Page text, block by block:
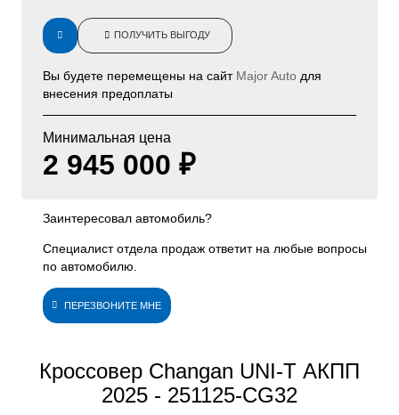
ПОЛУЧИТЬ ВЫГОДУ
Вы будете перемещены на сайт Major Auto для
внесения предоплаты
Минимальная цена
2 945 000 ₽
Заинтересовал автомобиль?
Специалист отдела продаж ответит на любые вопросы
по автомобилю.
ПЕРЕЗВОНИТЕ МНЕ
Кроссовер Changan UNI-T АКПП
2025 - 251125-CG32